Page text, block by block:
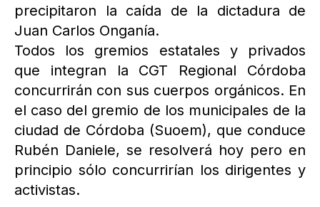
precipitaron la caída de la dictadura de
Juan Carlos Onganía.
Todos los gremios estatales y privados
que integran la CGT Regional Córdoba
concurrirán con sus cuerpos orgánicos. En
el caso del gremio de los municipales de la
ciudad de Córdoba (Suoem), que conduce
Rubén Daniele, se resolverá hoy pero en
principio sólo concurrirían los dirigentes y
activistas.